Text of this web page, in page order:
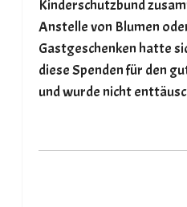
Kinderschutzbund
Anstelle von Blumen
Gastgeschenken hatte
diese Spenden für den
und wurde nicht